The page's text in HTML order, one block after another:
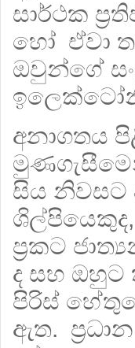
සාර්ථක
හෝ ඒවා
ඔවුන්ගේ
අනාගතය
සිය නිවසට
ප්‍රකට
ද සහ
පිරිස්
ඇත.